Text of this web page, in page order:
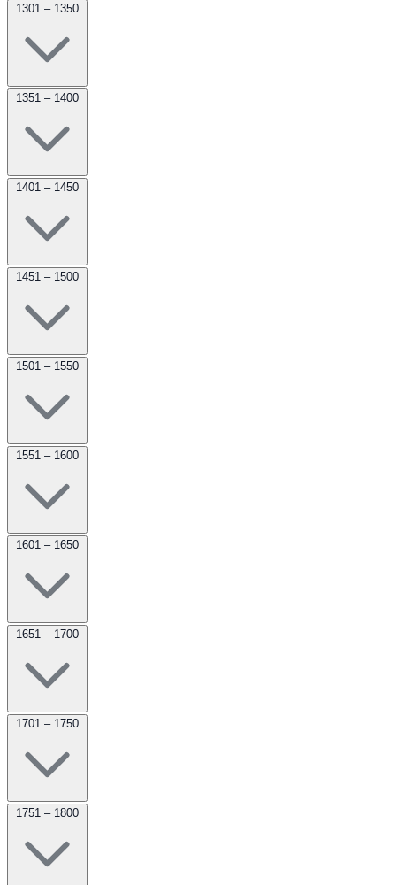
1301 – 1350
1351 – 1400
1401 – 1450
1451 – 1500
1501 – 1550
1551 – 1600
1601 – 1650
1651 – 1700
1701 – 1750
1751 – 1800